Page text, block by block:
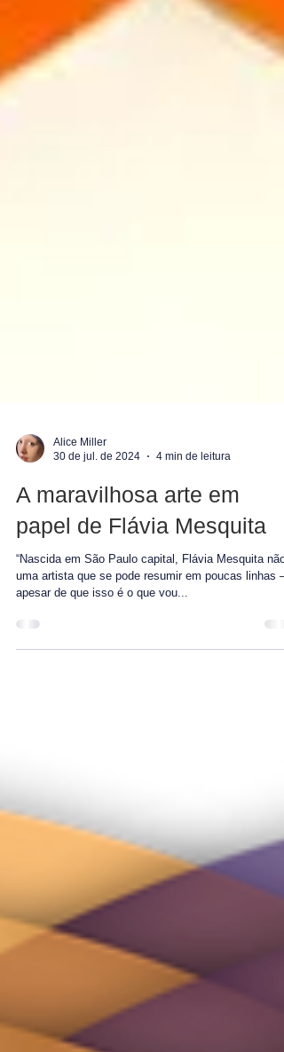
30 de jul. de 2024
4 min de leitura
A maravilhosa arte em
papel de Flávia Mesquita
“Nascida em São Paulo capital, Flávia Mesquita não
apesar de que isso é o que vou...